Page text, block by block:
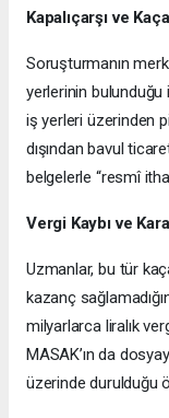
Kapalıçarşı ve
Soruşturmanın
yerlerinin bulunduğu
iş yerleri üzerinden
dışından bavul
belgelerle “resmî
Vergi Kaybı ve
Uzmanlar, bu tür
kazanç
milyarlarca liralık
MASAK’ın da
üzerinde durulduğu